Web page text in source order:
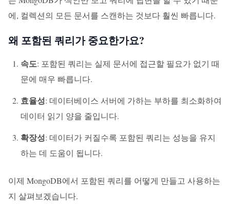
에, 컬렉션의 모든 문서를 스캔하는 것보다 훨씬 빠릅니다.
왜 포함된 쿼리가 중요한가요?
속도: 포함된 쿼리는 실제 문서에 접근할 필요가 없기 때
문에 매우 빠릅니다.
효율성: 데이터베이스 서버에 가하는 부하를 최소화하여
데이터 읽기 양을 줄입니다.
확장성: 데이터가 커질수록 포함된 쿼리는 성능을 유지
하는 데 도움이 됩니다.
이제 MongoDB에서 포함된 쿼리를 어떻게 만들고 사용하는
지 살펴보겠습니다.